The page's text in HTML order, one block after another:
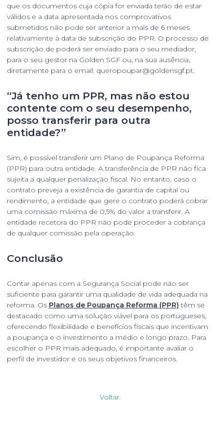
que os documentos cuja cópia for enviada terão de estar
válidos e a data apresentada nos comprovativos
submetidos não pode ser anterior a mais de 6 meses
relativamente à data de subscrição do PPR. O processo de
subscrição de poderá ser enviado para o seu mediador,
para o seu gestor na Golden SGF ou, na sua ausência,
diretamente para o email: queropoupar@goldensgf.pt.
“Já tenho um PPR, mas não estou
contente com o seu desempenho,
posso transferir para outra
entidade?”
Sim, é possível transferir um Plano de Poupança Reforma
(PPR) para outra entidade. A transferência de PPR não fica
sujeita a qualquer penalização fiscal. No entanto, caso o
contrato preveja a existência de garantia de capital ou
rendimento, a entidade que gere o contrato poderá cobrar
uma comissão máxima de 0,5% do valor a transferir. A
entidade recetora do PPR não pode proceder à cobrança
de qualquer comissão pela operação.
Conclusão
Contar apenas com a Segurança Social pode não ser
suficiente para garantir uma qualidade de vida adequada na
reforma. Os Planos de Poupança Reforma (PPR) têm se
destacado como uma solução viável para os portugueses,
oferecendo flexibilidade e benefícios fiscais que incentivam
a poupança e o investimento a médio e longo prazo. Para
escolher o PPR mais adequado, é importante avaliar o
perfil de investidor e os seus objetivos financeiros.
Voltar